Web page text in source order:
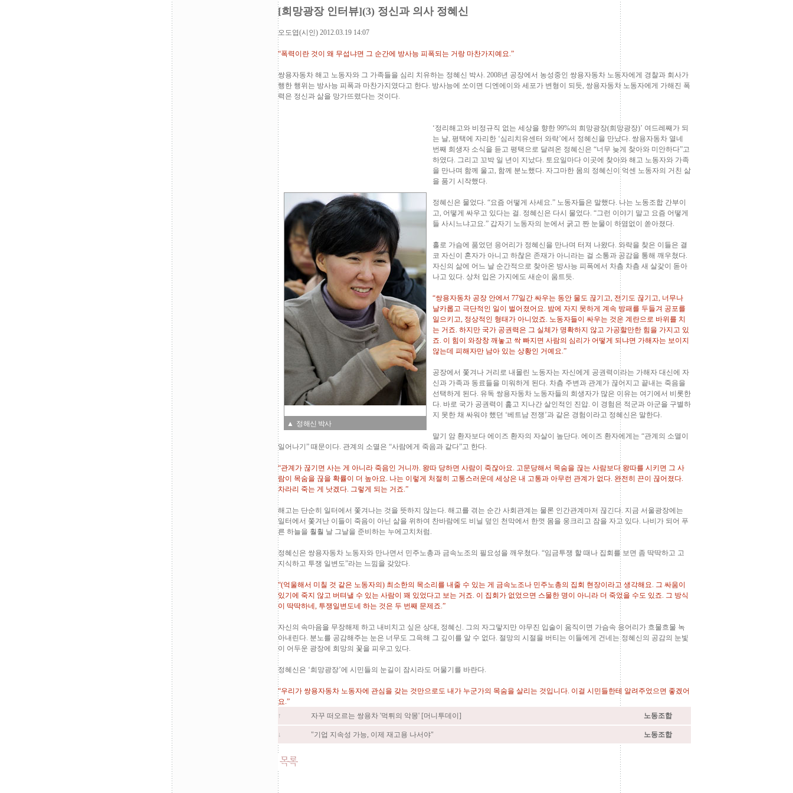
[희망광장 인터뷰](3) 정신과 의사 정혜신
오도엽(시인) 2012.03.19 14:07
“폭력이란 것이 왜 무섭냐면 그 순간에 방사능 피폭되는 거랑 마찬가지예요.”
쌍용자동차 해고 노동자와 그 가족들을 심리 치유하는 정혜신 박사. 2008년 공장에서 농성중인 쌍용자동차 노동자에게 경찰과 회사가
행한 행위는 방사능 피폭과 마찬가지였다고 한다. 방사능에 쏘이면 디엔에이와 세포가 변형이 되듯, 쌍용자동차 노동자에게 가해진 폭
력은 정신과 삶을 망가뜨렸다는 것이다.
▲ 정해신 박사
‘정리해고와 비정규직 없는 세상을 향한 99%의 희망광장(희망광장)’ 여드레째가 되
는 날, 평택에 자리한 ‘심리치유센터 와락’에서 정혜신을 만났다. 쌍용자동차 열네
번째 희생자 소식을 듣고 평택으로 달려온 정혜신은 “너무 늦게 찾아와 미안하다”고
하였다. 그리고 꼬박 일 년이 지났다. 토요일마다 이곳에 찾아와 해고 노동자와 가족
을 만나며 함께 울고, 함께 분노했다. 자그마한 몸의 정혜신이 억센 노동자의 거친 삶
을 품기 시작했다.
정혜신은 물었다. “요즘 어떻게 사세요.” 노동자들은 말했다. 나는 노동조합 간부이
고, 어떻게 싸우고 있다는 걸. 정혜신은 다시 물었다. “그런 이야기 말고 요즘 어떻게
들 사시느냐고요.” 갑자기 노동자의 눈에서 굵고 짠 눈물이 하염없이 쏟아졌다.
홀로 가슴에 품었던 응어리가 정혜신을 만나며 터져 나왔다. 와락을 찾은 이들은 결
코 자신이 혼자가 아니고 하찮은 존재가 아니라는 걸 소통과 공감을 통해 깨우쳤다.
자신의 삶에 어느 날 순간적으로 찾아온 방사능 피폭에서 차츰 차츰 새 살갗이 돋아
나고 있다. 상처 입은 가지에도 새순이 움트듯.
“쌍용자동차 공장 안에서 77일간 싸우는 동안 물도 끊기고, 전기도 끊기고, 너무나
날카롭고 극단적인 일이 벌어졌어요. 밤에 자지 못하게 계속 방패를 두들겨 공포를
일으키고, 정상적인 형태가 아니었죠. 노동자들이 싸우는 것은 계란으로 바위를 치
는 거죠. 하지만 국가 공권력은 그 실체가 명확하지 않고 가공할만한 힘을 가지고 있
죠. 이 힘이 와장창 깨놓고 싹 빠지면 사람의 심리가 어떻게 되냐면 가해자는 보이지
않는데 피해자만 남아 있는 상황인 거예요.”
공장에서 쫓겨나 거리로 내몰린 노동자는 자신에게 공권력이라는 가해자 대신에 자
신과 가족과 동료들을 미워하게 된다. 차츰 주변과 관계가 끊어지고 끝내는 죽음을
선택하게 된다. 유독 쌍용자동차 노동자들의 희생자가 많은 이유는 여기에서 비롯한
다. 바로 국가 공권력이 훑고 지나간 살인적인 진압. 이 경험은 적군과 아군을 구별하
지 못한 채 싸워야 했던 ‘베트남 전쟁’과 같은 경험이라고 정혜신은 말한다.
말기 암 환자보다 에이즈 환자의 자살이 높단다. 에이즈 환자에게는 “관계의 소멸이
일어나기” 때문이다. 관계의 소멸은 “사람에게 죽음과 같다”고 한다.
“관계가 끊기면 사는 게 아니라 죽음인 거니까. 왕따 당하면 사람이 죽잖아요. 고문당해서 목숨을 끊는 사람보다 왕따를 시키면 그 사
람이 목숨을 끊을 확률이 더 높아요. 나는 이렇게 처절히 고통스러운데 세상은 내 고통과 아무런 관계가 없다. 완전히 끈이 끊어졌다.
차라리 죽는 게 낫겠다. 그렇게 되는 거죠.”
해고는 단순히 일터에서 쫓겨나는 것을 뜻하지 않는다. 해고를 겪는 순간 사회관계는 물론 인간관계마저 끊긴다. 지금 서울광장에는
일터에서 쫓겨난 이들이 죽음이 아닌 삶을 위하여 찬바람에도 비닐 덮인 천막에서 한껏 몸을 웅크리고 잠을 자고 있다. 나비가 되어 푸
른 하늘을 훨훨 날 그날을 준비하는 누에고치처럼.
정혜신은 쌍용자동차 노동자와 만나면서 민주노총과 금속노조의 필요성을 깨우쳤다. “임금투쟁 할 때나 집회를 보면 좀 딱딱하고 고
지식하고 투쟁 일변도”라는 느낌을 갖았다.
“(억울해서 미칠 것 같은 노동자의) 최소한의 목소리를 내줄 수 있는 게 금속노조나 민주노총의 집회 현장이라고 생각해요. 그 싸움이
있기에 죽지 않고 버텨낼 수 있는 사람이 꽤 있었다고 보는 거죠. 이 집회가 없었으면 스물한 명이 아니라 더 죽었을 수도 있죠. 그 방식
이 딱딱하네, 투쟁일변도네 하는 것은 두 번째 문제죠.”
자신의 속마음을 무장해제 하고 내비치고 싶은 상대, 정혜신. 그의 자그맣지만 야무진 입술이 움직이면 가슴속 응어리가 흐물흐물 녹
아내린다. 분노를 공감해주는 눈은 너무도 그윽해 그 깊이를 알 수 없다. 절망의 시절을 버티는 이들에게 건네는 정혜신의 공감의 눈빛
이 어두운 광장에 희망의 꽃을 피우고 있다.
정혜신은 ‘희망광장’에 시민들의 눈길이 잠시라도 머물기를 바란다.
“우리가 쌍용자동차 노동자에 관심을 갖는 것만으로도 내가 누군가의 목숨을 살리는 것입니다. 이걸 시민들한테 알려주었으면 좋겠어
요.”
↑ 자꾸 떠오르는 쌍용차 '먹튀의 악몽' [머니투데이] 노동조합
↓ "기업 지속성 가능, 이제 재고용 나서야" 노동조합